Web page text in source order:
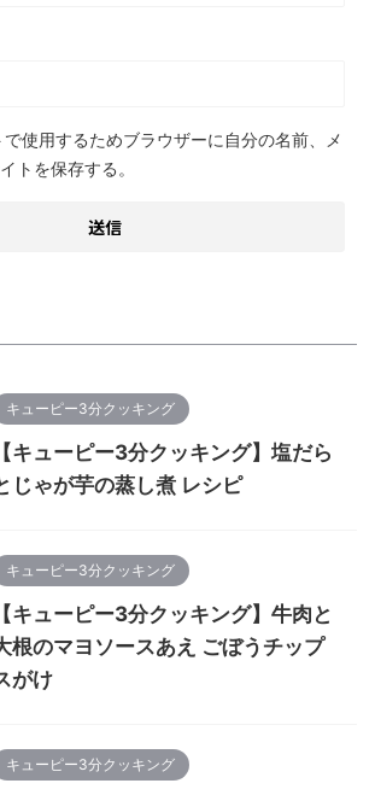
使用するためブラウザーに自分の名前、メ
トを保存する。
キューピー3分クッキング
【キューピー3分クッキング】塩だら
じゃが芋の蒸し煮 レシピ
キューピー3分クッキング
【キューピー3分クッキング】牛肉と
根のマヨソースあえ ごぼうチップ
がけ
キューピー3分クッキング